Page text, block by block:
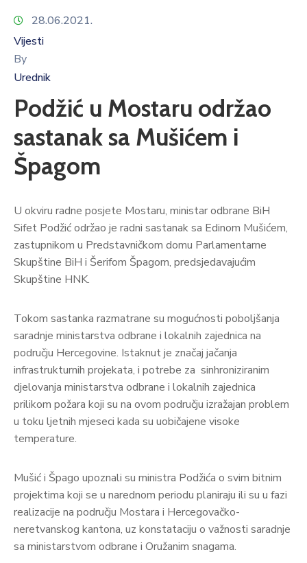
28.06.2021.
Vijesti
By
Urednik
Podžić u Mostaru održao
sastanak sa Mušićem i
Špagom
U okviru radne posjete Mostaru, ministar odbrane BiH
Sifet Podžić održao je radni sastanak sa Edinom Mušićem,
zastupnikom u Predstavničkom domu Parlamentarne
Skupštine BiH i Šerifom Špagom, predsjedavajućim
Skupštine HNK.
Tokom sastanka razmatrane su mogućnosti poboljšanja
saradnje ministarstva odbrane i lokalnih zajednica na
području Hercegovine. Istaknut je značaj jačanja
infrastrukturnih projekata, i potrebe za sinhroniziranim
djelovanja ministarstva odbrane i lokalnih zajednica
prilikom požara koji su na ovom području izražajan problem
u toku ljetnih mjeseci kada su uobičajene visoke
temperature.
Mušić i Špago upoznali su ministra Podžića o svim bitnim
projektima koji se u narednom periodu planiraju ili su u fazi
realizacije na području Mostara i Hercegovačko-
neretvanskog kantona, uz konstataciju o važnosti saradnje
sa ministarstvom odbrane i Oružanim snagama.